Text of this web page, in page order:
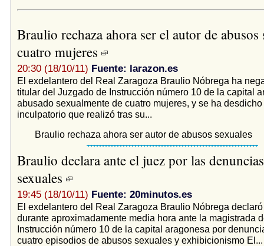
Braulio rechaza ahora ser el autor de abusos
cuatro mujeres
20:30 (18/10/11) Fuente: larazon.es
El exdelantero del Real Zaragoza Braulio Nóbrega ha
titular del Juzgado de Instrucción número 10 de la capital
abusado sexualmente de cuatro mujeres, y se ha
inculpatorio que realizó tras su...
Braulio rechaza ahora ser autor de abusos sexuales
Braulio declara ante el juez por las
sexuales
19:45 (18/10/11) Fuente: 20minutos.es
El exdelantero del Real Zaragoza Braulio Nóbrega
durante aproximadamente media hora ante la magistrada
Instrucción número 10 de la capital aragonesa por
cuatro episodios de abusos sexuales y exhibicionismo El...